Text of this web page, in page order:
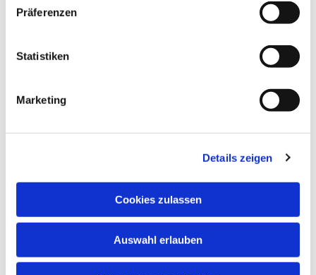
Präferenzen
Statistiken
Marketing
Details zeigen
Cookies zulassen
Auswahl erlauben
Sonntag, 7. März 2027, 10:00 Uhr
Straße 6, 34121 Kassel